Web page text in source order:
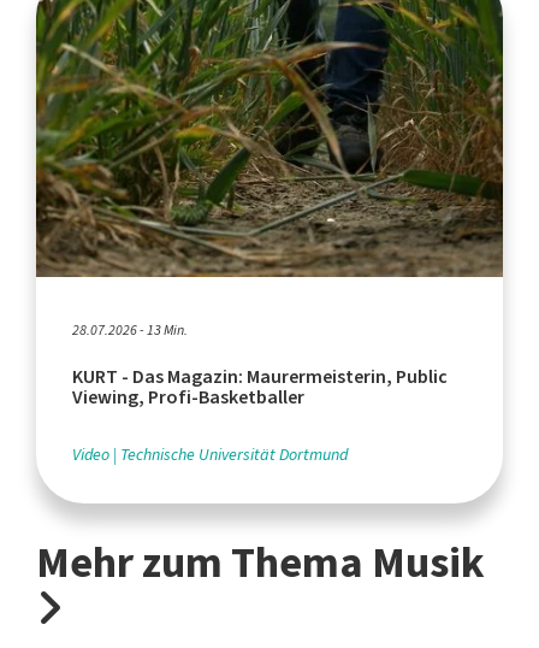
28.07.2026 - 13 Min.
KURT - Das Magazin: Maurermeisterin, Public
Viewing, Profi-Basketballer
Video Technische Universität Dortmund
Mehr zum Thema Musik